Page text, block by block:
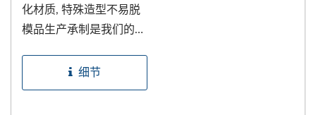
化材质, 特殊造型不易脱
模品生产承制是我们的专
细节